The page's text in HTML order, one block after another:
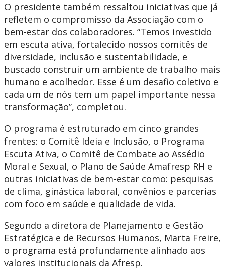
O presidente também ressaltou iniciativas que já
refletem o compromisso da Associação com o
bem-estar dos colaboradores. “Temos investido
em escuta ativa, fortalecido nossos comitês de
diversidade, inclusão e sustentabilidade, e
buscado construir um ambiente de trabalho mais
humano e acolhedor. Esse é um desafio coletivo e
cada um de nós tem um papel importante nessa
transformação”, completou.
O programa é estruturado em cinco grandes
frentes: o Comitê Ideia e Inclusão, o Programa
Escuta Ativa, o Comitê de Combate ao Assédio
Moral e Sexual, o Plano de Saúde Amafresp RH e
outras iniciativas de bem-estar como: pesquisas
de clima, ginástica laboral, convênios e parcerias
com foco em saúde e qualidade de vida.
Segundo a diretora de Planejamento e Gestão
Estratégica e de Recursos Humanos, Marta Freire,
o programa está profundamente alinhado aos
valores institucionais da Afresp.